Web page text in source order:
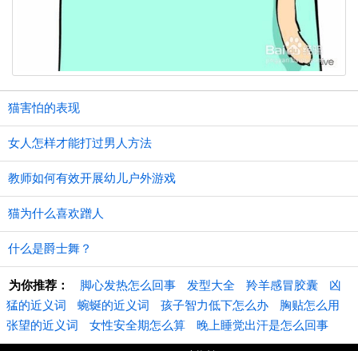
猫害怕的表现
女人怎样才能打过男人方法
教师如何有效开展幼儿户外游戏
猫为什么喜欢蹭人
什么是爵士舞？
为你推荐： 脚心发热怎么回事 发型大全 羚羊感冒胶囊
凶
猛的近义词
蜿蜒的近义词 孩子智力低下怎么办
胸贴怎么用
张望的近义词
女性安全期怎么算 晚上睡觉出汗是怎么回事